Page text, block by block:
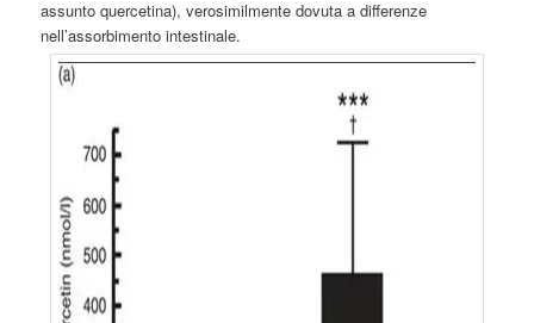
assunto quercetina), verosimilmente dovuta a differenze
nell’assorbimento intestinale.